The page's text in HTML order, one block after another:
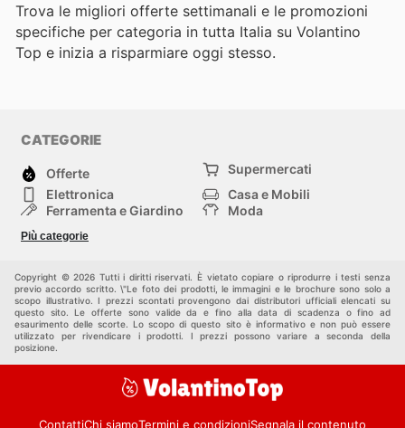
Trova le migliori offerte settimanali e le promozioni
specifiche per categoria in tutta Italia su Volantino
Top e inizia a risparmiare oggi stesso.
CATEGORIE
Offerte
Supermercati
Elettronica
Casa e Mobili
Ferramenta e Giardino
Moda
Bambini e Neonati
Più categorie
Copyright © 2026 Tutti i diritti riservati. È vietato copiare o riprodurre i testi senza
previo accordo scritto. \"Le foto dei prodotti, le immagini e le brochure sono solo a
scopo illustrativo. I prezzi scontati provengono dai distributori ufficiali elencati su
questo sito. Le offerte sono valide da e fino alla data di scadenza o fino ad
esaurimento delle scorte. Lo scopo di questo sito è informativo e non può essere
utilizzato per rivendicare i prodotti. I prezzi possono variare a seconda della
posizione.
ContattiChi siamoTermini e condizioniSegnala il contenuto